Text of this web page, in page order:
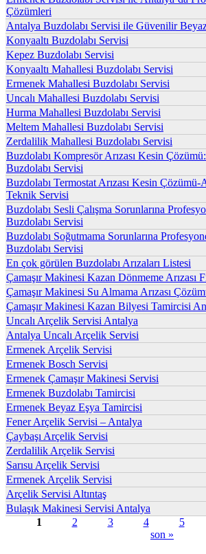
Çözümleri
Antalya Buzdolabı Servisi ile Güvenilir
Konyaaltı Buzdolabı Servisi
Kepez Buzdolabı Servisi
Konyaaltı Mahallesi Buzdolabı Servisi
Ermenek Mahallesi Buzdolabı Servisi
Uncalı Mahallesi Buzdolabı Servisi
Hurma Mahallesi Buzdolabı Servisi
Meltem Mahallesi Buzdolabı Servisi
Zerdalilik Mahallesi Buzdolabı Servisi
Buzdolabı Kompresör Arızası Kesin
Buzdolabı Servisi
Buzdolabı Termostat Arızası Kesin Çözümü-
Teknik Servisi
Buzdolabı Sesli Çalışma Sorunlarına
Buzdolabı Servisi
Buzdolabı Soğutmama Sorunlarına
Buzdolabı Servisi
En çok görülen Buzdolabı Arızaları Listesi
Çamaşır Makinesi Kazan Dönmeme Arızası
Çamaşır Makinesi Su Almama Arızası
Çamaşır Makinesi Kazan Bilyesi Tamircisi
Uncalı Arçelik Servisi Antalya
Antalya Uncalı Arçelik Servisi
Ermenek Arçelik Servisi
Ermenek Bosch Servisi
Ermenek Çamaşır Makinesi Servisi
Ermenek Buzdolabı Tamircisi
Ermenek Beyaz Eşya Tamircisi
Fener Arçelik Servisi – Antalya
Çaybaşı Arçelik Servisi
Zerdalilik Arçelik Servisi
Sarısu Arçelik Servisi
Ermenek Arçelik Servisi
Arçelik Servisi Altıntaş
Bulaşık Makinesi Servisi Antalya
1 2 3 4 5
son »